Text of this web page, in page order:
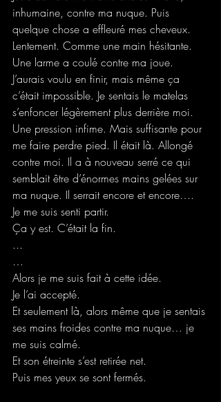
inhumaine, contre ma nuque. Puis
quelque chose a effleuré mes cheveux.
Lentement. Comme une main hésitante.
Une larme a coulé contre ma joue.
J’aurais voulu en finir, mais même ça
c’était impossible. Je sentais le matelas
s’enfoncer légèrement plus derrière moi.
Une pression infime. Mais suffisante pour
me faire perdre pied. Il était là. Allongé
contre moi. Il a à nouveau serré ce qui
semblait être d’énormes mains gelées sur
ma nuque. Il serrait encore et encore….
Je me suis senti partir.
Ça y est. C’était la fin.
...
…
Alors je me suis fait à cette idée.
Je l’ai accepté.
Et seulement là, alors même que je sentais
ses mains froides contre ma nuque… je
me suis calmé.
Et son étreinte s’est retirée net.
Puis mes yeux se sont fermés.